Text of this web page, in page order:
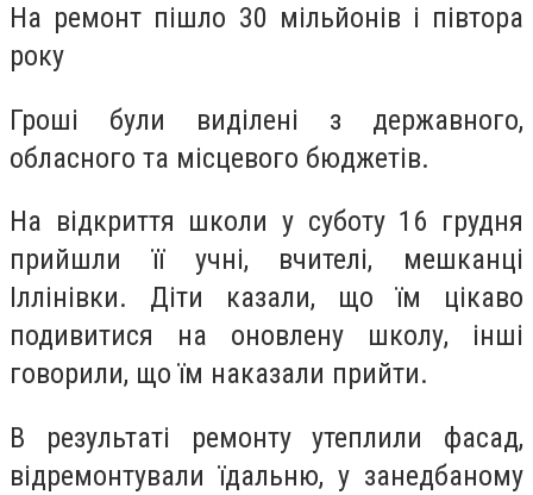
На ремонт пішло 30 мільйонів і півтора
року
Гроші були виділені з державного,
обласного та місцевого бюджетів.
На відкриття школи у суботу 16 грудня
прийшли її учні, вчителі, мешканці
Іллінівки. Діти казали, що їм цікаво
подивитися на оновлену школу, інші
говорили, що їм наказали прийти.
В результаті ремонту утеплили фасад,
відремонтували їдальню, у занедбаному